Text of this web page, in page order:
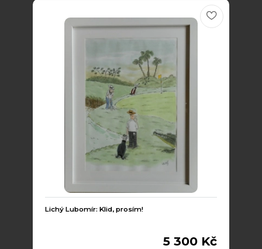
Lichý Lubomír: Klid, prosím!
5 300 Kč